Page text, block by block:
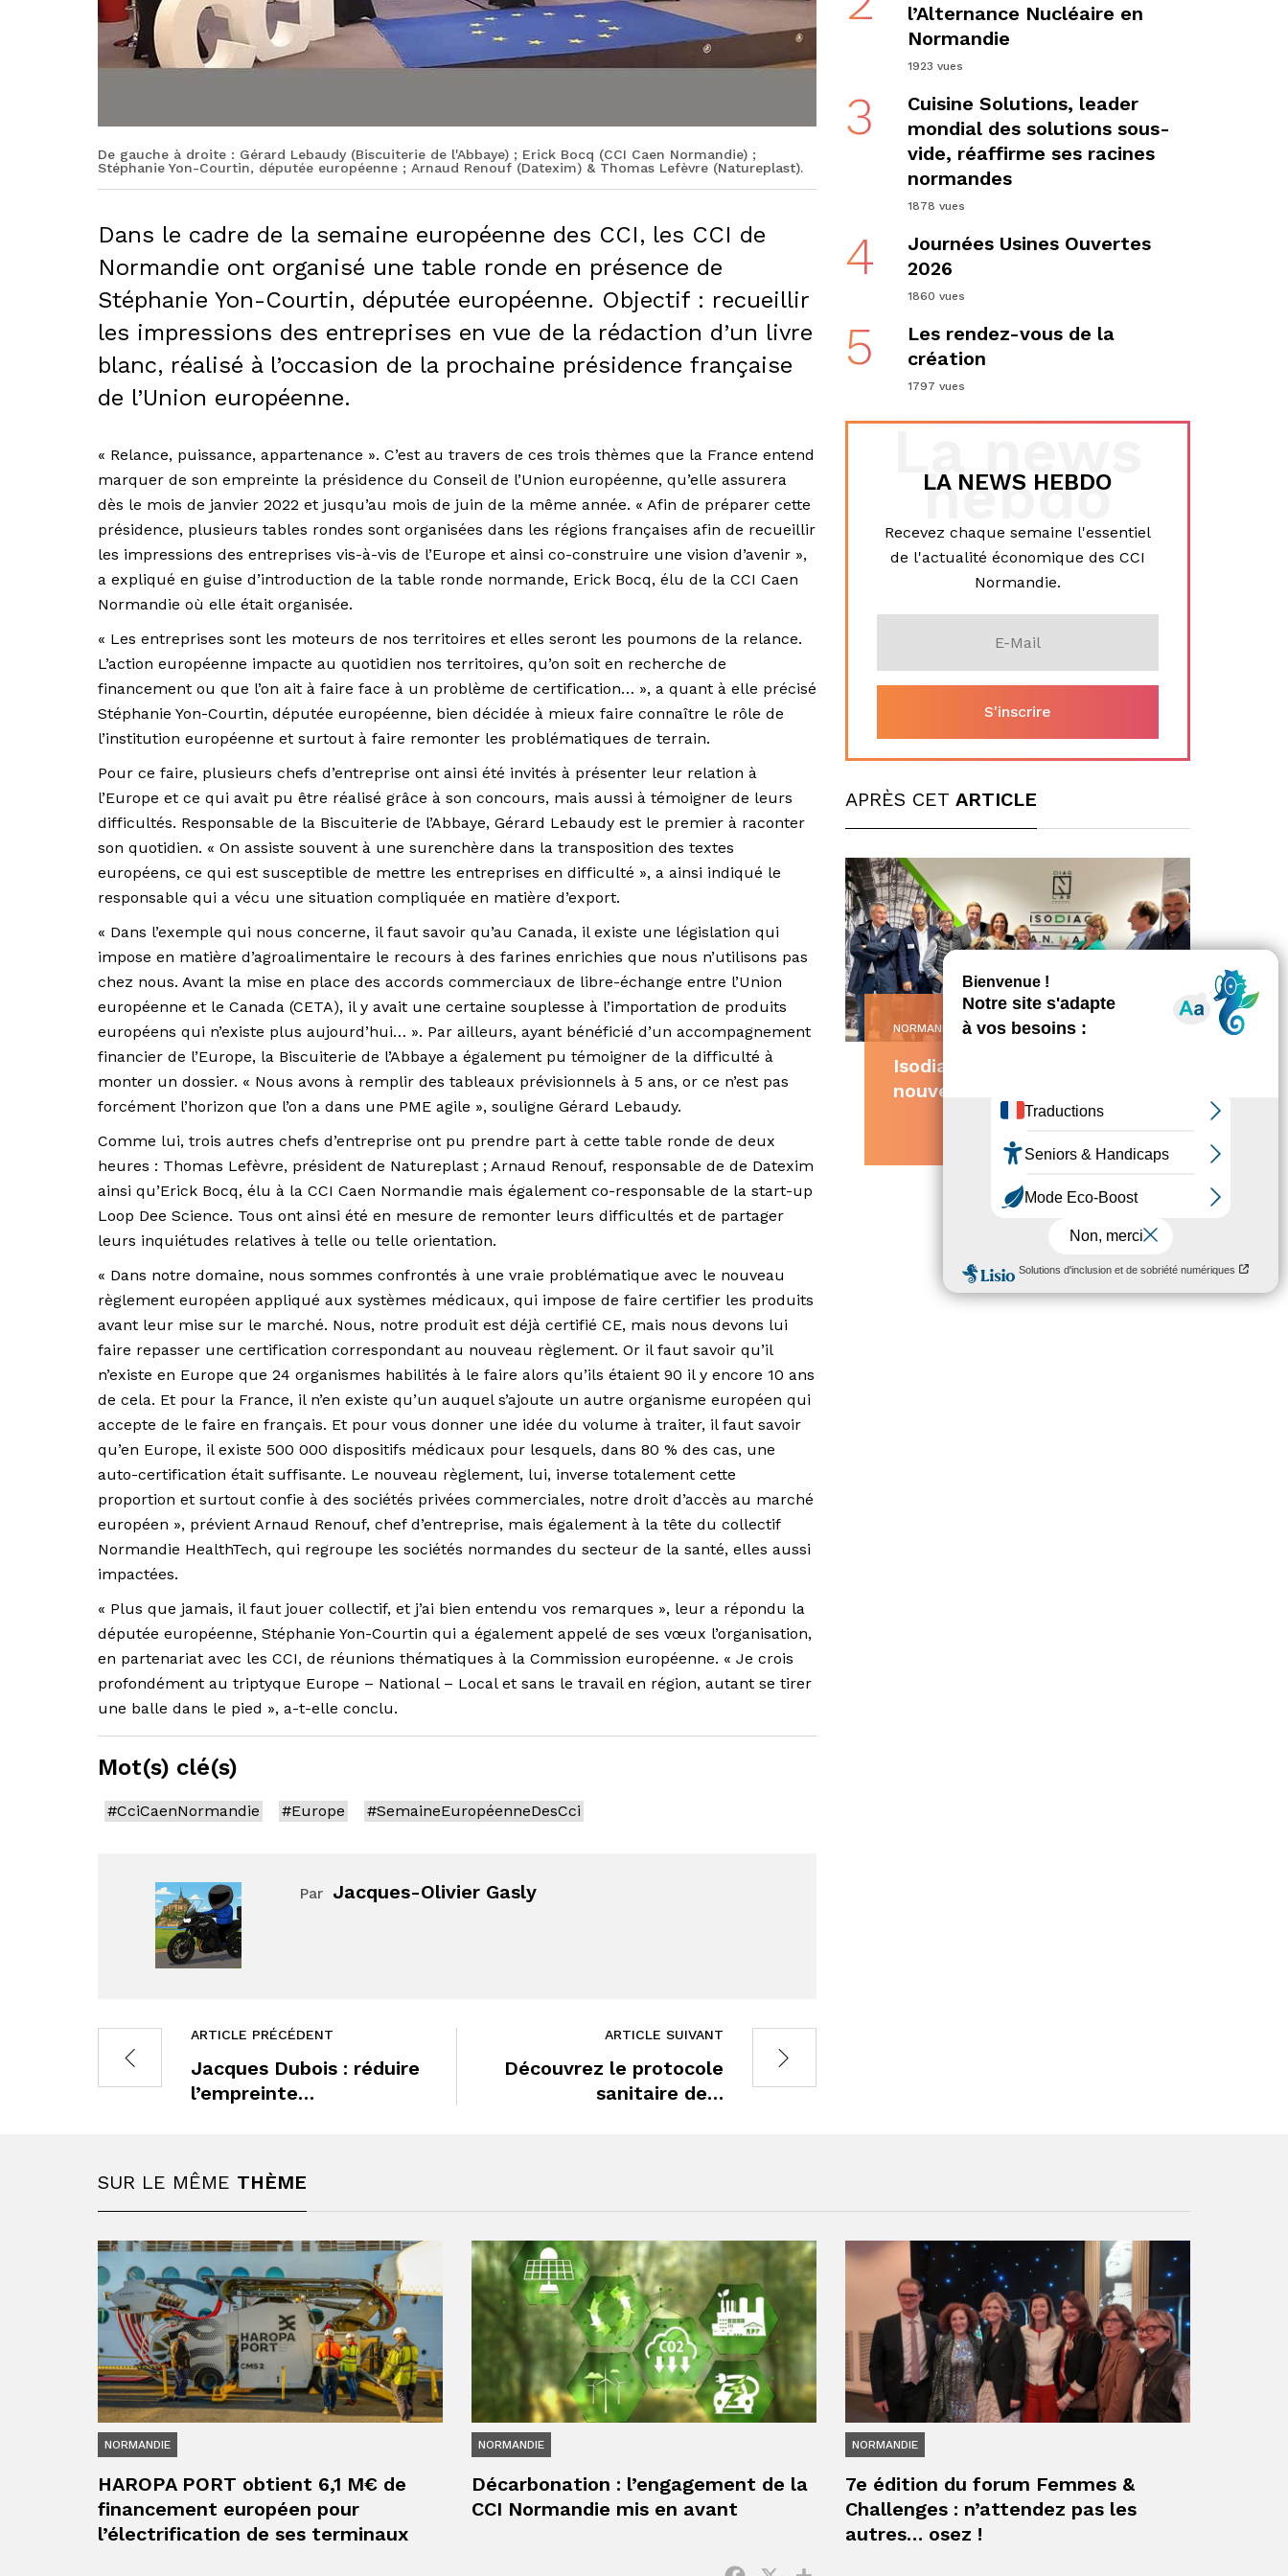
De gauche à droite : Gérard Lebaudy (Biscuiterie de l'Abbaye) ; Erick Bocq (CCI Caen Normandie) ;
Stéphanie Yon-Courtin, députée européenne ; Arnaud Renouf (Datexim) & Thomas Lefèvre (Natureplast).
Dans le cadre de la semaine européenne des CCI, les CCI de
Normandie ont organisé une table ronde en présence de
Stéphanie Yon-Courtin, députée européenne. Objectif : recueillir
les impressions des entreprises en vue de la rédaction d’un livre
blanc, réalisé à l’occasion de la prochaine présidence française
de l’Union européenne.
« Relance, puissance, appartenance ». C’est au travers de ces trois thèmes que la France entend
marquer de son empreinte la présidence du Conseil de l’Union européenne, qu’elle assurera
dès le mois de janvier 2022 et jusqu’au mois de juin de la même année. « Afin de préparer cette
présidence, plusieurs tables rondes sont organisées dans les régions françaises afin de recueillir
les impressions des entreprises vis-à-vis de l’Europe et ainsi co-construire une vision d’avenir »,
a expliqué en guise d’introduction de la table ronde normande, Erick Bocq, élu de la CCI Caen
Normandie où elle était organisée.
« Les entreprises sont les moteurs de nos territoires et elles seront les poumons de la relance.
L’action européenne impacte au quotidien nos territoires, qu’on soit en recherche de
financement ou que l’on ait à faire face à un problème de certification… », a quant à elle précisé
Stéphanie Yon-Courtin, députée européenne, bien décidée à mieux faire connaître le rôle de
l’institution européenne et surtout à faire remonter les problématiques de terrain.
Pour ce faire, plusieurs chefs d’entreprise ont ainsi été invités à présenter leur relation à
l’Europe et ce qui avait pu être réalisé grâce à son concours, mais aussi à témoigner de leurs
difficultés. Responsable de la Biscuiterie de l’Abbaye, Gérard Lebaudy est le premier à raconter
son quotidien. « On assiste souvent à une surenchère dans la transposition des textes
européens, ce qui est susceptible de mettre les entreprises en difficulté », a ainsi indiqué le
responsable qui a vécu une situation compliquée en matière d’export.
« Dans l’exemple qui nous concerne, il faut savoir qu’au Canada, il existe une législation qui
impose en matière d’agroalimentaire le recours à des farines enrichies que nous n’utilisons pas
chez nous. Avant la mise en place des accords commerciaux de libre-échange entre l’Union
européenne et le Canada (CETA), il y avait une certaine souplesse à l’importation de produits
européens qui n’existe plus aujourd’hui… ». Par ailleurs, ayant bénéficié d’un accompagnement
financier de l’Europe, la Biscuiterie de l’Abbaye a également pu témoigner de la difficulté à
monter un dossier. « Nous avons à remplir des tableaux prévisionnels à 5 ans, or ce n’est pas
forcément l’horizon que l’on a dans une PME agile », souligne Gérard Lebaudy.
Comme lui, trois autres chefs d’entreprise ont pu prendre part à cette table ronde de deux
heures : Thomas Lefèvre, président de Natureplast ; Arnaud Renouf, responsable de de Datexim
ainsi qu’Erick Bocq, élu à la CCI Caen Normandie mais également co-responsable de la start-up
Loop Dee Science. Tous ont ainsi été en mesure de remonter leurs difficultés et de partager
leurs inquiétudes relatives à telle ou telle orientation.
« Dans notre domaine, nous sommes confrontés à une vraie problématique avec le nouveau
règlement européen appliqué aux systèmes médicaux, qui impose de faire certifier les produits
avant leur mise sur le marché. Nous, notre produit est déjà certifié CE, mais nous devons lui
faire repasser une certification correspondant au nouveau règlement. Or il faut savoir qu’il
n’existe en Europe que 24 organismes habilités à le faire alors qu’ils étaient 90 il y encore 10 ans
de cela. Et pour la France, il n’en existe qu’un auquel s’ajoute un autre organisme européen qui
accepte de le faire en français. Et pour vous donner une idée du volume à traiter, il faut savoir
qu’en Europe, il existe 500 000 dispositifs médicaux pour lesquels, dans 80 % des cas, une
auto-certification était suffisante. Le nouveau règlement, lui, inverse totalement cette
proportion et surtout confie à des sociétés privées commerciales, notre droit d’accès au marché
européen », prévient Arnaud Renouf, chef d’entreprise, mais également à la tête du collectif
Normandie HealthTech, qui regroupe les sociétés normandes du secteur de la santé, elles aussi
impactées.
« Plus que jamais, il faut jouer collectif, et j’ai bien entendu vos remarques », leur a répondu la
députée européenne, Stéphanie Yon-Courtin qui a également appelé de ses vœux l’organisation,
en partenariat avec les CCI, de réunions thématiques à la Commission européenne. « Je crois
profondément au triptyque Europe – National – Local et sans le travail en région, autant se tirer
une balle dans le pied », a-t-elle conclu.
Mot(s) clé(s)
#CciCaenNormandie #Europe #SemaineEuropéenneDesCci
Par Jacques-Olivier Gasly
ARTICLE PRÉCÉDENT
Jacques Dubois : réduire
l’empreinte…
ARTICLE SUIVANT
Découvrez le protocole
sanitaire de…
l’Alternance Nucléaire en
Normandie
1923 vues
3
Cuisine Solutions, leader
mondial des solutions sous-
vide, réaffirme ses racines
normandes
1878 vues
4
Journées Usines Ouvertes
2026
1860 vues
5
Les rendez-vous de la
création
1797 vues
hebdo
LA NEWS HEBDO
Recevez chaque semaine l'essentiel
de l'actualité économique des CCI
Normandie.
APRÈS CET ARTICLE
NORMANDIE • 13/09/2024
Isodiag inaugure ses
nouveaux locaux
SUR LE MÊME THÈME
NORMANDIE
HAROPA PORT obtient 6,1 M€ de
financement européen pour
l’électrification de ses terminaux
NORMANDIE
Décarbonation : l’engagement de la
CCI Normandie mis en avant
NORMANDIE
7e édition du forum Femmes &
Challenges : n’attendez pas les
autres… osez !